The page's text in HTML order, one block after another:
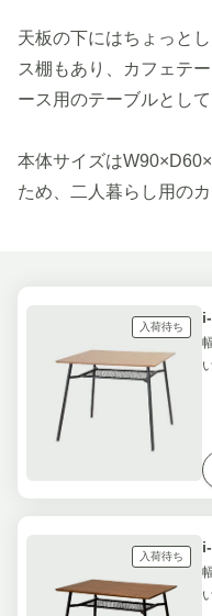
天板の下にはちょっと
ス棚もあり、カフェテ
ース用のテーブルとし
本体サイズは
ため、二人暮らし用の
入荷待ち
入荷待ち